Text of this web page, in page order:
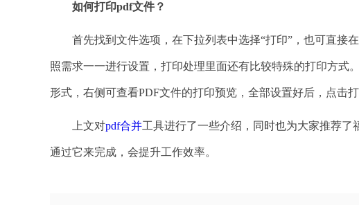
如何打印pdf文件？
首先找到文件选项，在下拉列表中选择“打印”，也可直接
照需求一一进行设置，打印处理里面还有比较特殊的打印方式
形式，右侧可查看PDF文件的打印预览，全部设置好后，点击打
上文对pdf合并工具进行了一些介绍，同时也为大家推荐了
通过它来完成，会提升工作效率。